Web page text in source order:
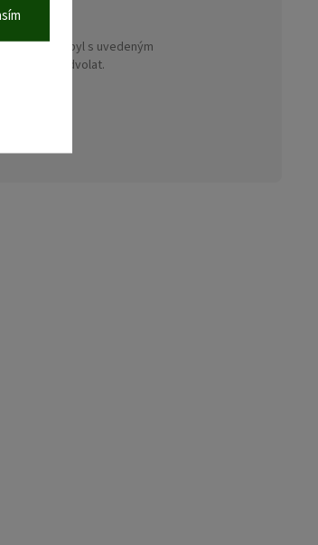
že jsem byl s uvedeným
kdykoliv odvolat.